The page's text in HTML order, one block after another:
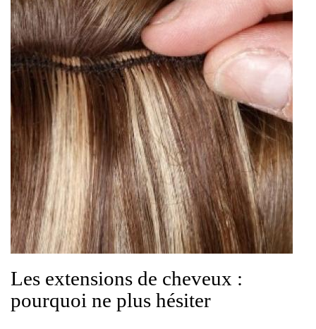
Les extensions de cheveux :
pourquoi ne plus hésiter